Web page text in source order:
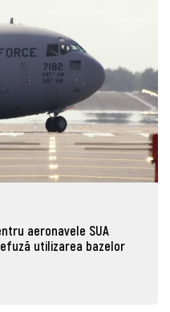
aeronavele SUA
utilizarea bazelor